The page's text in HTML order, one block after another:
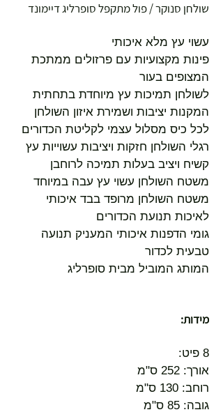
שולחן סנוקר / פול מתקפל סופרליג דיימונד
עשוי עץ מלא איכותי
פינות מקצועיות עם פרזולים ממתכת
המצופים בעור
לשולחן תמיכות עץ מיוחדת בתחתית
המקנות יציבות ושמירת איזון השולחן
לכל כיס מסלול עצמי לקליטת הכדורים
רגלי השולחן חזקות ויציבות עשוייות עץ
קשיח ויציב בעלות תמיכה לרוחבן
משטח השולחן עשוי עץ עבה במיוחד
משטח השולחן מרופד בבד איכותי
לאיכות תנועת הכדורים
גומי הדפנות איכותי המעניק תנועה
טבעית לכדור
המותג המוביל מבית סופרליג
מידות:
8 פיט:
אורך: 252 ס"מ
רוחב: 130 ס"מ
גובה: 85 ס"מ